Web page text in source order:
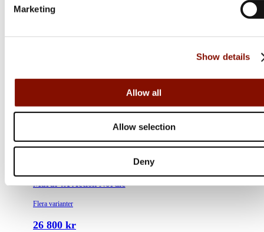
Marketing
Show details
Allow all
Allow selection
Deny
Maral 4X Action Nordic
Flera varianter
26 800 kr